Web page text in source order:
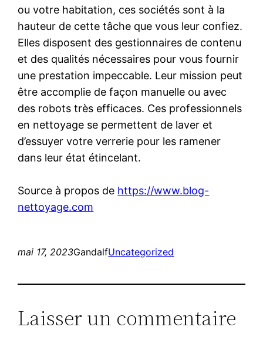
ou votre habitation, ces sociétés sont à la
hauteur de cette tâche que vous leur confiez.
Elles disposent des gestionnaires de contenu
et des qualités nécessaires pour vous fournir
une prestation impeccable. Leur mission peut
être accomplie de façon manuelle ou avec
des robots très efficaces. Ces professionnels
en nettoyage se permettent de laver et
d’essuyer votre verrerie pour les ramener
dans leur état étincelant.
Source à propos de https://www.blog-
nettoyage.com
mai 17, 2023GandalfUncategorized
Laisser un commentaire